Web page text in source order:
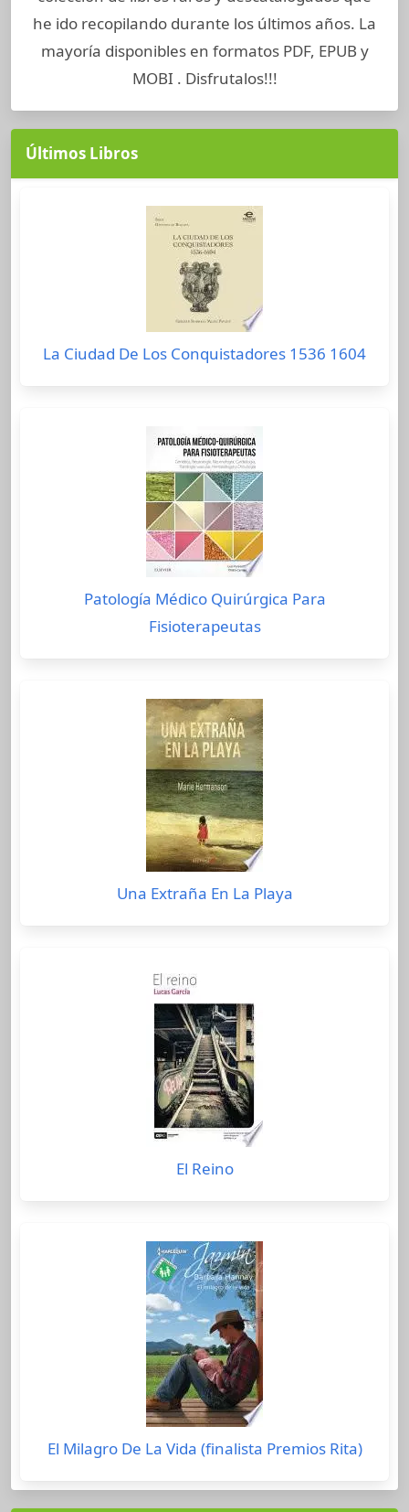
he ido recopilando durante los últimos años. La
mayoría disponibles en formatos PDF, EPUB y
MOBI . Disfrutalos!!!
Últimos Libros
La Ciudad De Los Conquistadores 1536 1604
Patología Médico Quirúrgica Para
Fisioterapeutas
Una Extraña En La Playa
El Reino
El Milagro De La Vida (finalista Premios Rita)